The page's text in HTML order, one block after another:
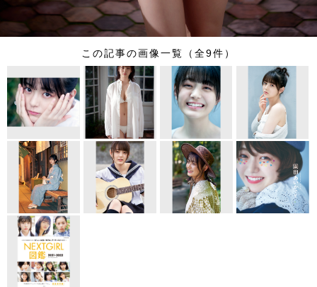
この記事の画像一覧（全9件）